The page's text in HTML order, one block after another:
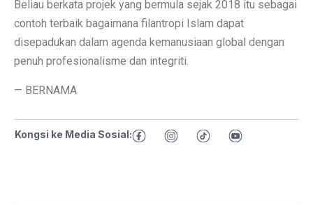
Beliau berkata projek yang bermula sejak 2018 itu sebagai
contoh terbaik bagaimana filantropi Islam dapat
disepadukan dalam agenda kemanusiaan global dengan
penuh profesionalisme dan integriti.
— BERNAMA
Kongsi ke Media Sosial: